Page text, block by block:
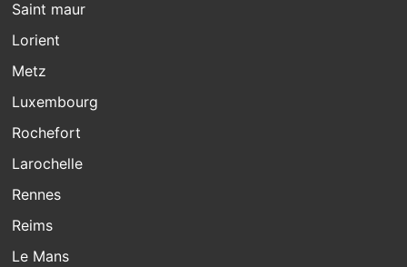
Saint maur
Lorient
Metz
Luxembourg
Rochefort
Larochelle
Rennes
Reims
Le Mans